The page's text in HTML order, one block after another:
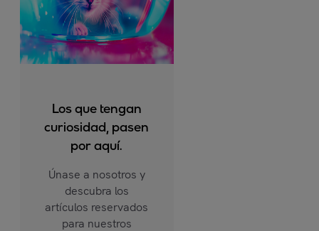
Los que tengan
curiosidad, pasen
por aquí.
Únase a nosotros y
descubra los
artículos reservados
para nuestros